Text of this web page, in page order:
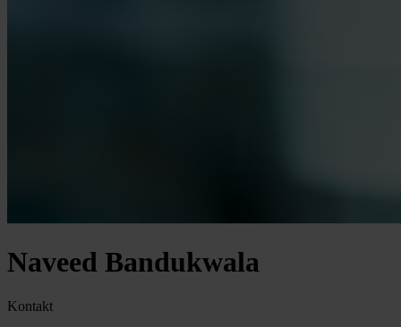
Naveed Bandukwala
Kontakt